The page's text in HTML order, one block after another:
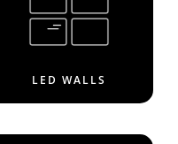
LED WALLS